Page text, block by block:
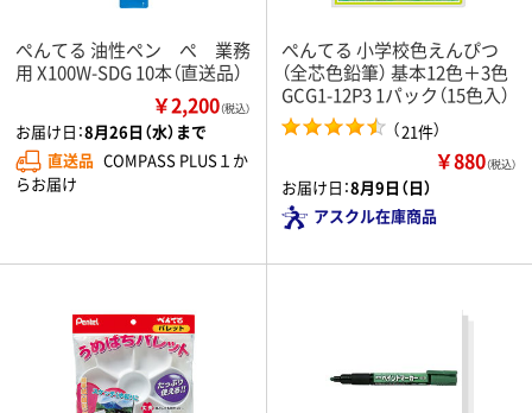
ぺんてる 油性ペン ぺ 業務
用 X100W-SDG 10本（直送品）
￥2,200（税込）
お届け日：8月26日（水）まで
直送品 COMPASS PLUS１か
らお届け
ぺんてる 小学校色えんぴつ
（全芯色鉛筆） 基本12色＋3色
GCG1-12P3 1パック（15色入）
（21件）
￥880（税込）
お届け日：8月9日（日）
アスクル在庫商品